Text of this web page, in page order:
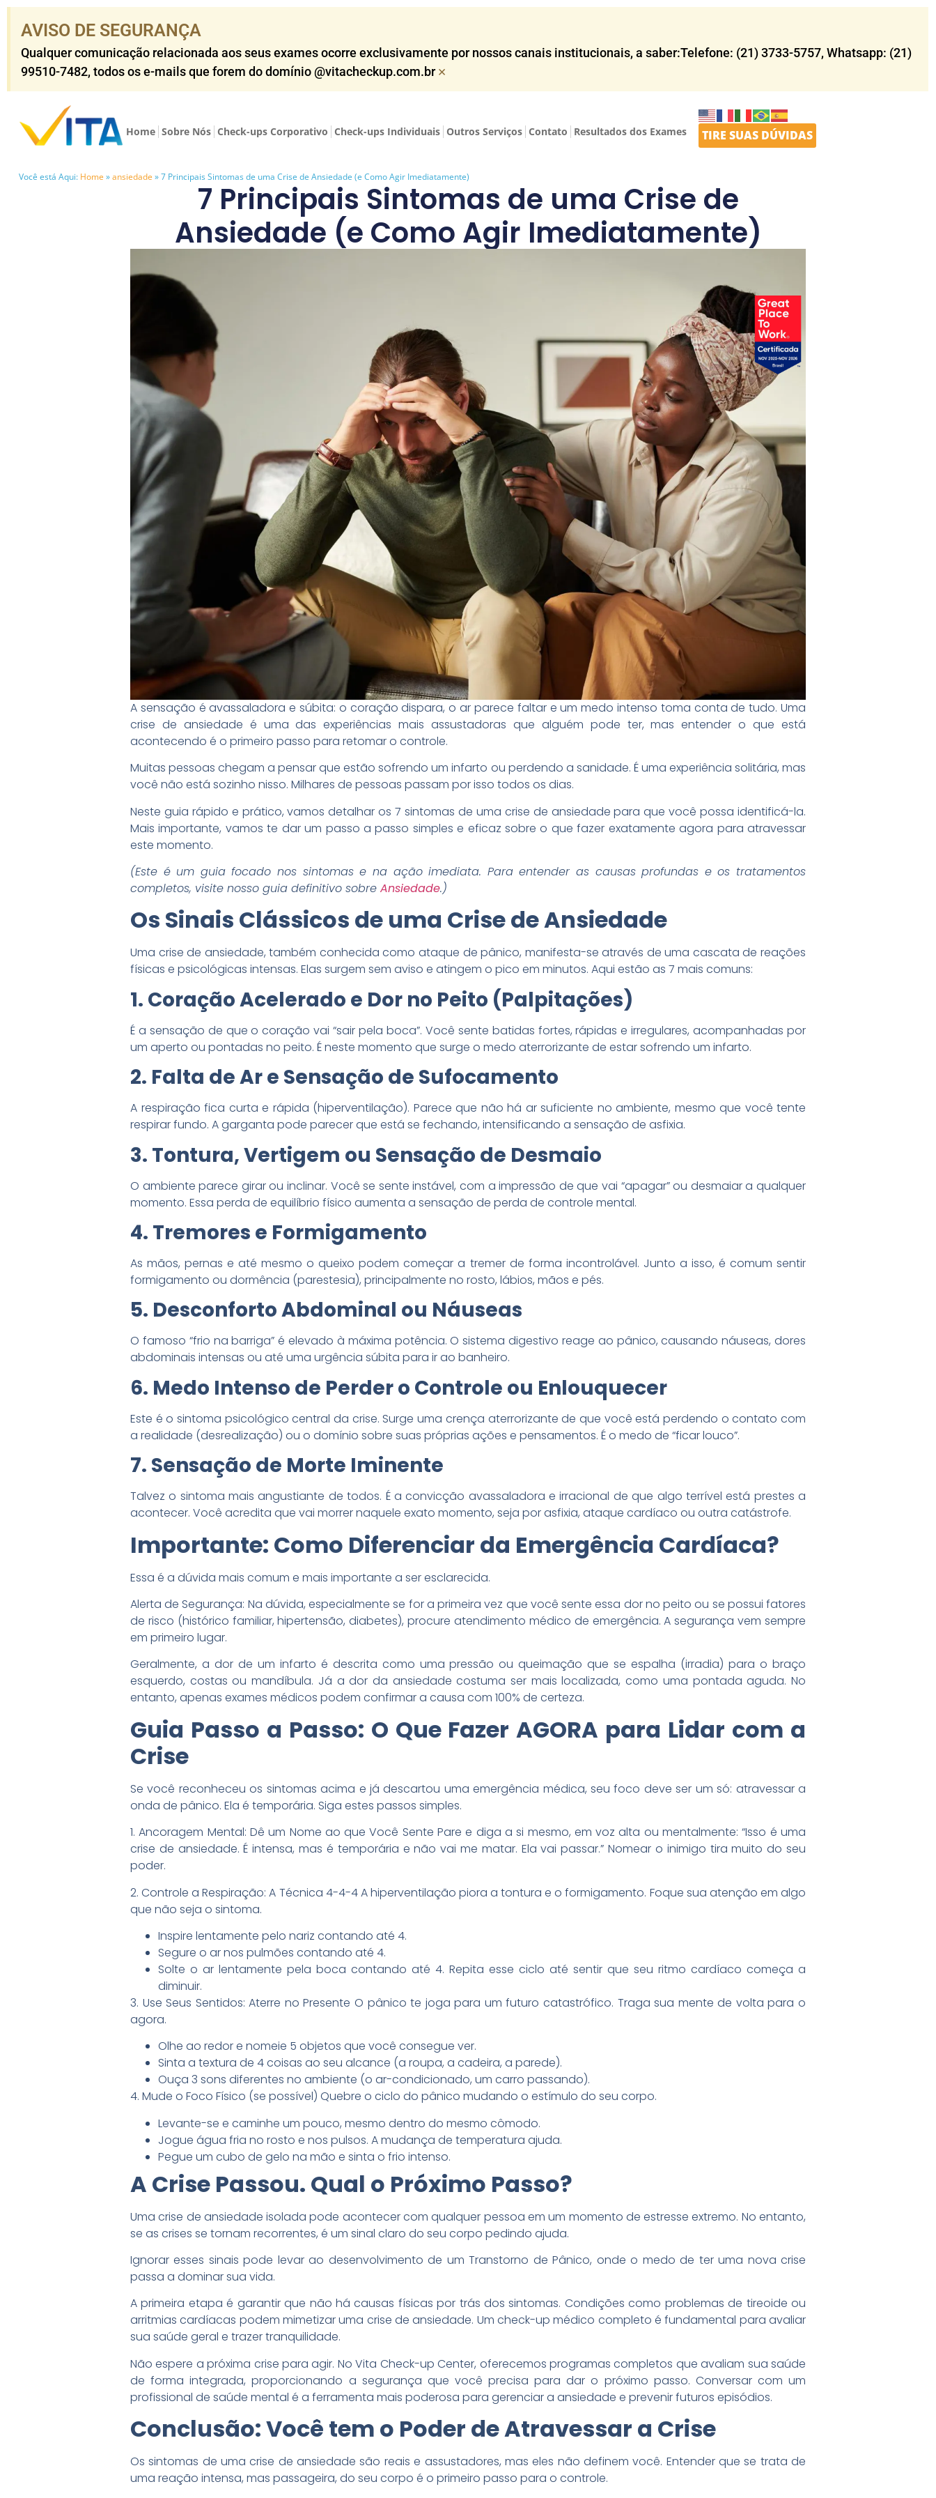
AVISO DE SEGURANÇA​
Qualquer comunicação relacionada aos seus exames ocorre exclusivamente por nossos canais institucionais, a saber:Telefone: (21) 3733-5757​, Whatsapp: (21)
99510-7482​, todos os e-mails que forem do domínio @vitacheckup.com.br​ ×
Home Sobre Nós Check-ups Corporativo Check-ups Individuais Outros Serviços Contato Resultados dos Exames TIRE SUAS DÚVIDAS
Você está Aqui: Home »ansiedade »7 Principais Sintomas de uma Crise de Ansiedade (e Como Agir Imediatamente)
7 Principais Sintomas de uma Crise de
Ansiedade (e Como Agir Imediatamente)
A sensação é avassaladora e súbita: o coração dispara, o ar parece faltar e um medo intenso toma conta de tudo. Uma
crise de ansiedade é uma das experiências mais assustadoras que alguém pode ter, mas entender o que está
acontecendo é o primeiro passo para retomar o controle.
Muitas pessoas chegam a pensar que estão sofrendo um infarto ou perdendo a sanidade. É uma experiência solitária, mas
você não está sozinho nisso. Milhares de pessoas passam por isso todos os dias.
Neste guia rápido e prático, vamos detalhar os 7 sintomas de uma crise de ansiedade para que você possa identificá-la.
Mais importante, vamos te dar um passo a passo simples e eficaz sobre o que fazer exatamente agora para atravessar
este momento.
(Este é um guia focado nos sintomas e na ação imediata. Para entender as causas profundas e os tratamentos
completos, visite nosso guia definitivo sobre Ansiedade.)
Os Sinais Clássicos de uma Crise de Ansiedade
Uma crise de ansiedade, também conhecida como ataque de pânico, manifesta-se através de uma cascata de reações
físicas e psicológicas intensas. Elas surgem sem aviso e atingem o pico em minutos. Aqui estão as 7 mais comuns:
1. Coração Acelerado e Dor no Peito (Palpitações)
É a sensação de que o coração vai “sair pela boca”. Você sente batidas fortes, rápidas e irregulares, acompanhadas por
um aperto ou pontadas no peito. É neste momento que surge o medo aterrorizante de estar sofrendo um infarto.
2. Falta de Ar e Sensação de Sufocamento
A respiração fica curta e rápida (hiperventilação). Parece que não há ar suficiente no ambiente, mesmo que você tente
respirar fundo. A garganta pode parecer que está se fechando, intensificando a sensação de asfixia.
3. Tontura, Vertigem ou Sensação de Desmaio
O ambiente parece girar ou inclinar. Você se sente instável, com a impressão de que vai “apagar” ou desmaiar a qualquer
momento. Essa perda de equilíbrio físico aumenta a sensação de perda de controle mental.
4. Tremores e Formigamento
As mãos, pernas e até mesmo o queixo podem começar a tremer de forma incontrolável. Junto a isso, é comum sentir
formigamento ou dormência (parestesia), principalmente no rosto, lábios, mãos e pés.
5. Desconforto Abdominal ou Náuseas
O famoso “frio na barriga” é elevado à máxima potência. O sistema digestivo reage ao pânico, causando náuseas, dores
abdominais intensas ou até uma urgência súbita para ir ao banheiro.
6. Medo Intenso de Perder o Controle ou Enlouquecer
Este é o sintoma psicológico central da crise. Surge uma crença aterrorizante de que você está perdendo o contato com
a realidade (desrealização) ou o domínio sobre suas próprias ações e pensamentos. É o medo de “ficar louco”.
7. Sensação de Morte Iminente
Talvez o sintoma mais angustiante de todos. É a convicção avassaladora e irracional de que algo terrível está prestes a
acontecer. Você acredita que vai morrer naquele exato momento, seja por asfixia, ataque cardíaco ou outra catástrofe.
Importante: Como Diferenciar da Emergência Cardíaca?
Essa é a dúvida mais comum e mais importante a ser esclarecida.
Alerta de Segurança: Na dúvida, especialmente se for a primeira vez que você sente essa dor no peito ou se possui fatores
de risco (histórico familiar, hipertensão, diabetes), procure atendimento médico de emergência. A segurança vem sempre
em primeiro lugar.
Geralmente, a dor de um infarto é descrita como uma pressão ou queimação que se espalha (irradia) para o braço
esquerdo, costas ou mandíbula. Já a dor da ansiedade costuma ser mais localizada, como uma pontada aguda. No
entanto, apenas exames médicos podem confirmar a causa com 100% de certeza.
Guia Passo a Passo: O Que Fazer AGORA para Lidar com a
Crise
Se você reconheceu os sintomas acima e já descartou uma emergência médica, seu foco deve ser um só: atravessar a
onda de pânico. Ela é temporária. Siga estes passos simples.
1. Ancoragem Mental: Dê um Nome ao que Você Sente Pare e diga a si mesmo, em voz alta ou mentalmente: “Isso é uma
crise de ansiedade. É intensa, mas é temporária e não vai me matar. Ela vai passar.” Nomear o inimigo tira muito do seu
poder.
2. Controle a Respiração: A Técnica 4-4-4 A hiperventilação piora a tontura e o formigamento. Foque sua atenção em algo
que não seja o sintoma.
Inspire lentamente pelo nariz contando até 4.
Segure o ar nos pulmões contando até 4.
Solte o ar lentamente pela boca contando até 4. Repita esse ciclo até sentir que seu ritmo cardíaco começa a
diminuir.
3. Use Seus Sentidos: Aterre no Presente O pânico te joga para um futuro catastrófico. Traga sua mente de volta para o
agora.
Olhe ao redor e nomeie 5 objetos que você consegue ver.
Sinta a textura de 4 coisas ao seu alcance (a roupa, a cadeira, a parede).
Ouça 3 sons diferentes no ambiente (o ar-condicionado, um carro passando).
4. Mude o Foco Físico (se possível) Quebre o ciclo do pânico mudando o estímulo do seu corpo.
Levante-se e caminhe um pouco, mesmo dentro do mesmo cômodo.
Jogue água fria no rosto e nos pulsos. A mudança de temperatura ajuda.
Pegue um cubo de gelo na mão e sinta o frio intenso.
A Crise Passou. Qual o Próximo Passo?
Uma crise de ansiedade isolada pode acontecer com qualquer pessoa em um momento de estresse extremo. No entanto,
se as crises se tornam recorrentes, é um sinal claro do seu corpo pedindo ajuda.
Ignorar esses sinais pode levar ao desenvolvimento de um Transtorno de Pânico, onde o medo de ter uma nova crise
passa a dominar sua vida.
A primeira etapa é garantir que não há causas físicas por trás dos sintomas. Condições como problemas de tireoide ou
arritmias cardíacas podem mimetizar uma crise de ansiedade. Um check-up médico completo é fundamental para avaliar
sua saúde geral e trazer tranquilidade.
Não espere a próxima crise para agir. No Vita Check-up Center, oferecemos programas completos que avaliam sua saúde
de forma integrada, proporcionando a segurança que você precisa para dar o próximo passo. Conversar com um
profissional de saúde mental é a ferramenta mais poderosa para gerenciar a ansiedade e prevenir futuros episódios.
Conclusão: Você tem o Poder de Atravessar a Crise
Os sintomas de uma crise de ansiedade são reais e assustadores, mas eles não definem você. Entender que se trata de
uma reação intensa, mas passageira, do seu corpo é o primeiro passo para o controle.